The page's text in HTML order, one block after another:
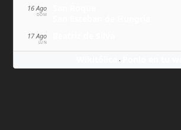
16 Ago
DOM
17 Ago
LUN
·